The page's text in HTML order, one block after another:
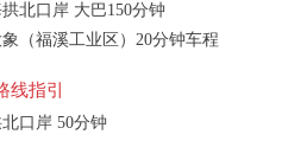
北口岸 大巴150分钟
（福溪工业区）20分钟车程
线指引
口岸 50分钟